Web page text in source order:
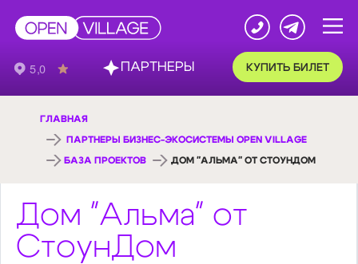
КУПИТЬ БИЛЕТ
ГЛАВНАЯ
ПАРТНЕРЫ БИЗНЕС-ЭКОСИСТЕМЫ OPEN VILLAGE
БАЗА ПРОЕКТОВ ДОМ "АЛЬМА" ОТ СТОУНДОМ
Дом "Альма" от
СтоунДом